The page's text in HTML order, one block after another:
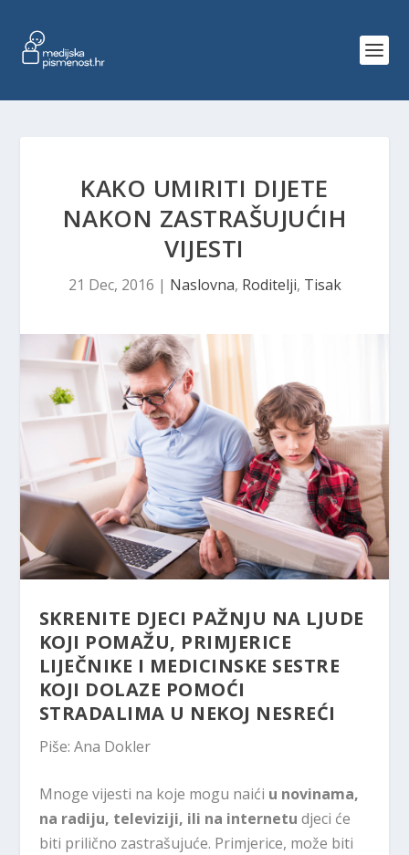
KAKO UMIRITI DIJETE
NAKON ZASTRAŠUJUĆIH
VIJESTI
21 Dec, 2016 | Naslovna, Roditelji, Tisak
SKRENITE DJECI PAŽNJU NA LJUDE
KOJI POMAŽU, PRIMJERICE
LIJEČNIKE I MEDICINSKE SESTRE
KOJI DOLAZE POMOĆI
STRADALIMA U NEKOJ NESREĆI
Piše: Ana Dokler
Mnoge vijesti na koje mogu naići u novinama,
na radiju, televiziji, ili na internetu djeci će
biti prilično zastrašujuće. Primjerice, može biti